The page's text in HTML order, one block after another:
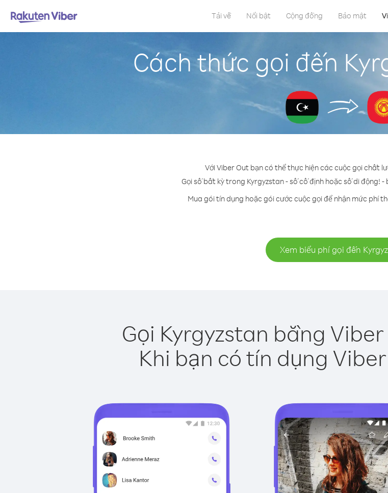
Tải về Nổi bật Cộng đồng Bảo mật
Cách thức gọi đến
Với Viber Out bạn có thể thực hiện các cuộc gọi chất
Gọi số bất kỳ trong Kyrgyzstan - số cố định hoặc số di động!
Mua gói tín dụng hoặc gói cước cuộc gọi để nhận mức phí
Xem biểu phí gọi đến
Gọi Kyrgyzstan bằng
Khi bạn có tín dụng